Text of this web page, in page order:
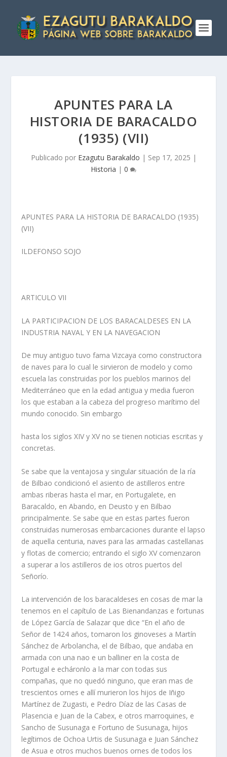
APUNTES PARA LA
HISTORIA DE BARACALDO
(1935) (VII)
Publicado por Ezagutu Barakaldo | Sep 17, 2025 |
Historia | 0
APUNTES PARA LA HISTORIA DE BARACALDO (1935)
(VII)
ILDEFONSO SOJO
ARTICULO VII
LA PARTICIPACION DE LOS BARACALDESES EN LA
INDUSTRIA NAVAL Y EN LA NAVEGACION
De muy antiguo tuvo fama Vizcaya como constructora
de naves para lo cual le sirvieron de modelo y como
escuela las construidas por los pueblos marinos del
Mediterráneo que en la edad antigua y media fueron
los que estaban a la cabeza del progreso marítimo del
mundo conocido. Sin embargo
hasta los siglos XIV y XV no se tienen noticias escritas y
concretas.
Se sabe que la ventajosa y singular situación de la ría
de Bilbao condicionó el asiento de astilleros entre
ambas riberas hasta el mar, en Portugalete, en
Baracaldo, en Abando, en Deusto y en Bilbao
principalmente. Se sabe que en estas partes fueron
construidas numerosas embarcaciones durante el lapso
de aquella centuria, naves para las armadas castellanas
y flotas de comercio; entrando el siglo XV comenzaron
a superar a los astilleros de ios otros puertos del
Señorío.
La intervención de los baracaldeses en cosas de mar la
tenemos en el capítulo de Las Bienandanzas e fortunas
de López García de Salazar que dice “En el año de
Señor de 1424 años, tomaron los ginoveses a Martín
Sánchez de Arbolancha, el de Bilbao, que andaba en
armada con una nao e un balliner en la costa de
Portugal e echáronlo a la mar con todas sus
compañas, que no quedó ninguno, que eran mas de
trescientos ornes e allí murieron los hijos de Iñigo
Martínez de Zugasti, e Pedro Díaz de las Casas de
Plasencia e Juan de la Cabex, e otros marroquines, e
Sancho de Susunaga e Fortuno de Susunaga, hijos
legítimos de Ochoa Urtis de Susunaga e Juan Sánchez
de Asua e otros muchos buenos ornes de todos los